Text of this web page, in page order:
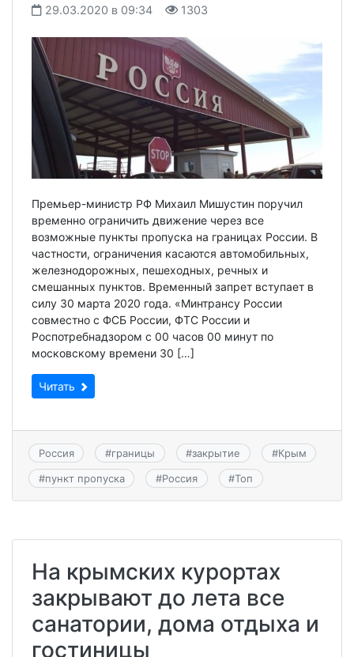
29.03.2020 в 09:34 1303
Премьер-министр РФ Михаил Мишустин поручил
временно ограничить движение через все
возможные пункты пропуска на границах России. В
частности, ограничения касаются автомобильных,
железнодорожных, пешеходных, речных и
смешанных пунктов. Временный запрет вступает в
силу 30 марта 2020 года. «Минтрансу России
совместно с ФСБ России, ФТС России и
Роспотребнадзором с 00 часов 00 минут по
московскому времени 30 […]
Читать
Россия #границы #закрытие #Крым
#пункт пропуска #Россия #Топ
На крымских курортах
закрывают до лета все
санатории, дома отдыха и
гостиницы